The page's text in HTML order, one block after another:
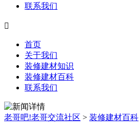
联系我们

首页
关于我们
装修建材知识
装修建材百科
联系我们
老哥吧!老哥交流社区 > 装修建材百科